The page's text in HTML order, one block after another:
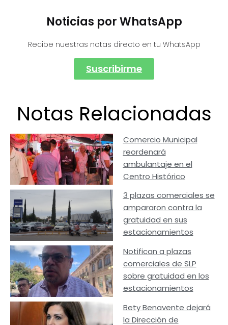
Noticias por WhatsApp
Recibe nuestras notas directo en tu WhatsApp
Suscribirme
Notas Relacionadas
Comercio Municipal
reordenará
ambulantaje en el
Centro Histórico
3 plazas comerciales se
ampararon contra la
gratuidad en sus
estacionamientos
Notifican a plazas
comerciales de SLP
sobre gratuidad en los
estacionamientos
Bety Benavente dejará
la Dirección de